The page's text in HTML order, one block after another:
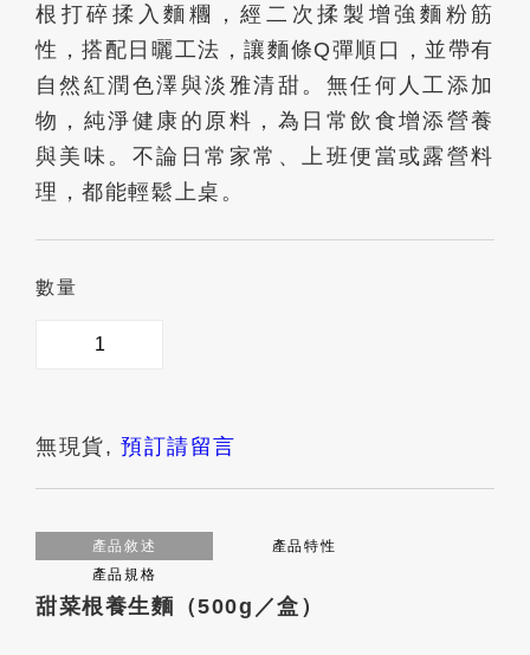
根打碎揉入麵糰，經二次揉製增強麵粉筋
性，搭配日曬工法，讓麵條Q彈順口，並帶有
自然紅潤色澤與淡雅清甜。無任何人工添加
物，純淨健康的原料，為日常飲食增添營養
與美味。不論日常家常、上班便當或露營料
理，都能輕鬆上桌。
數量
無現貨, 預訂請留言
產品敘述
產品特性
產品規格
甜菜根養生麵（500g／盒）